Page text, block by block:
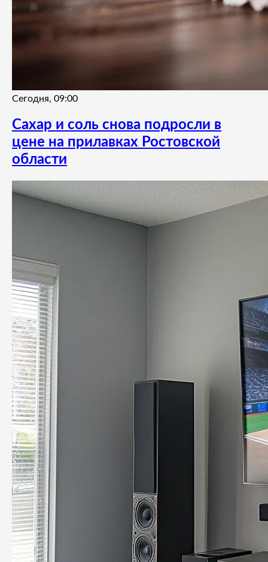
Сегодня, 09:00
Сахар и соль снова подросли в
цене на прилавках Ростовской
области